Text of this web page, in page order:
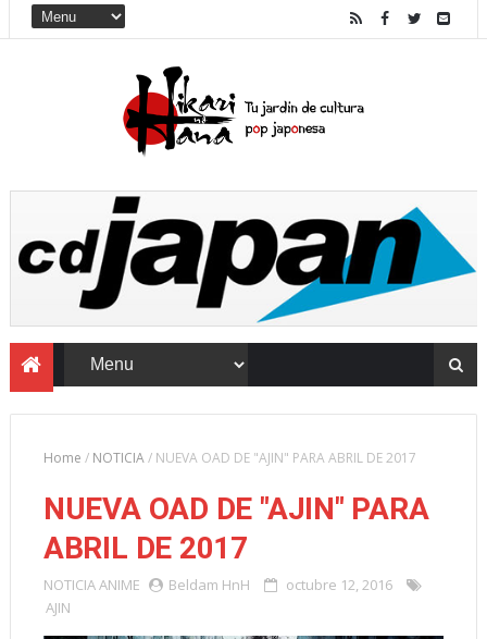
Home / NOTICIA/ NUEVA OAD DE "AJIN" PARA ABRIL DE 2017
NUEVA OAD DE "AJIN" PARA
ABRIL DE 2017
NOTICIAANIME Beldam HnH
octubre 12, 2016
AJIN